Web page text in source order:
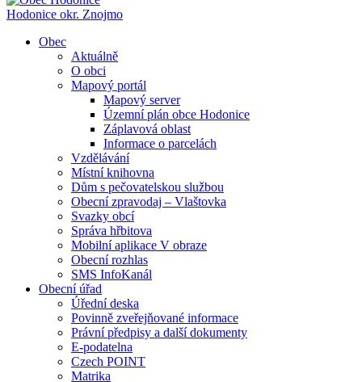
Hodonice okr. Znojmo
Obec
Aktuálně
O obci
Mapový portál
Mapový server
Územní plán obce Hodonice
Záplavová oblast
Informace o parcelách
Vzdělávání
Místní knihovna
Dům s pečovatelskou službou
Obecní zpravodaj – Vlaštovka
Svazky obcí
Správa hřbitova
Mobilní aplikace V obraze
Obecní rozhlas
SMS InfoKanál
Obecní úřad
Úřední deska
Povinně zveřejňované informace
Právní předpisy a další dokumenty
E-podatelna
Czech POINT
Matrika